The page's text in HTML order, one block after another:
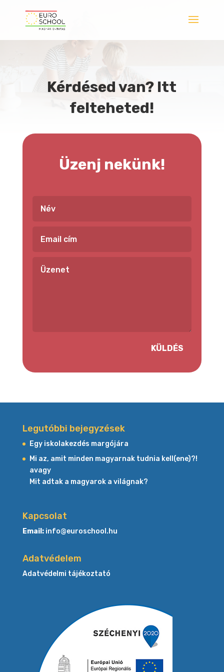
Kérdésed van? Itt
felteheted!
Üzenj nekünk!
KÜLDÉS
Legutóbbi bejegyzések
Egy iskolakezdés margójára
Mi az, amit minden magyarnak tudnia kell(ene)?!
avagy
Mit adtak a magyarok a világnak?
Kapcsolat
Email: info@euroschool.hu
Adatvédelem
Adatvédelmi tájékoztató